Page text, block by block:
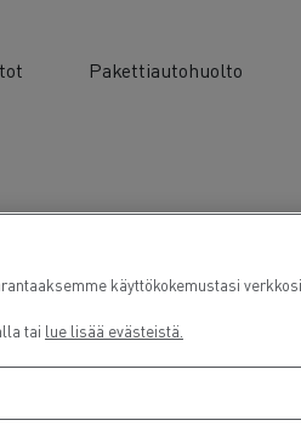
Pakettiautohuolto
käyttökokemustasi
tai lue lisää evästeistä.